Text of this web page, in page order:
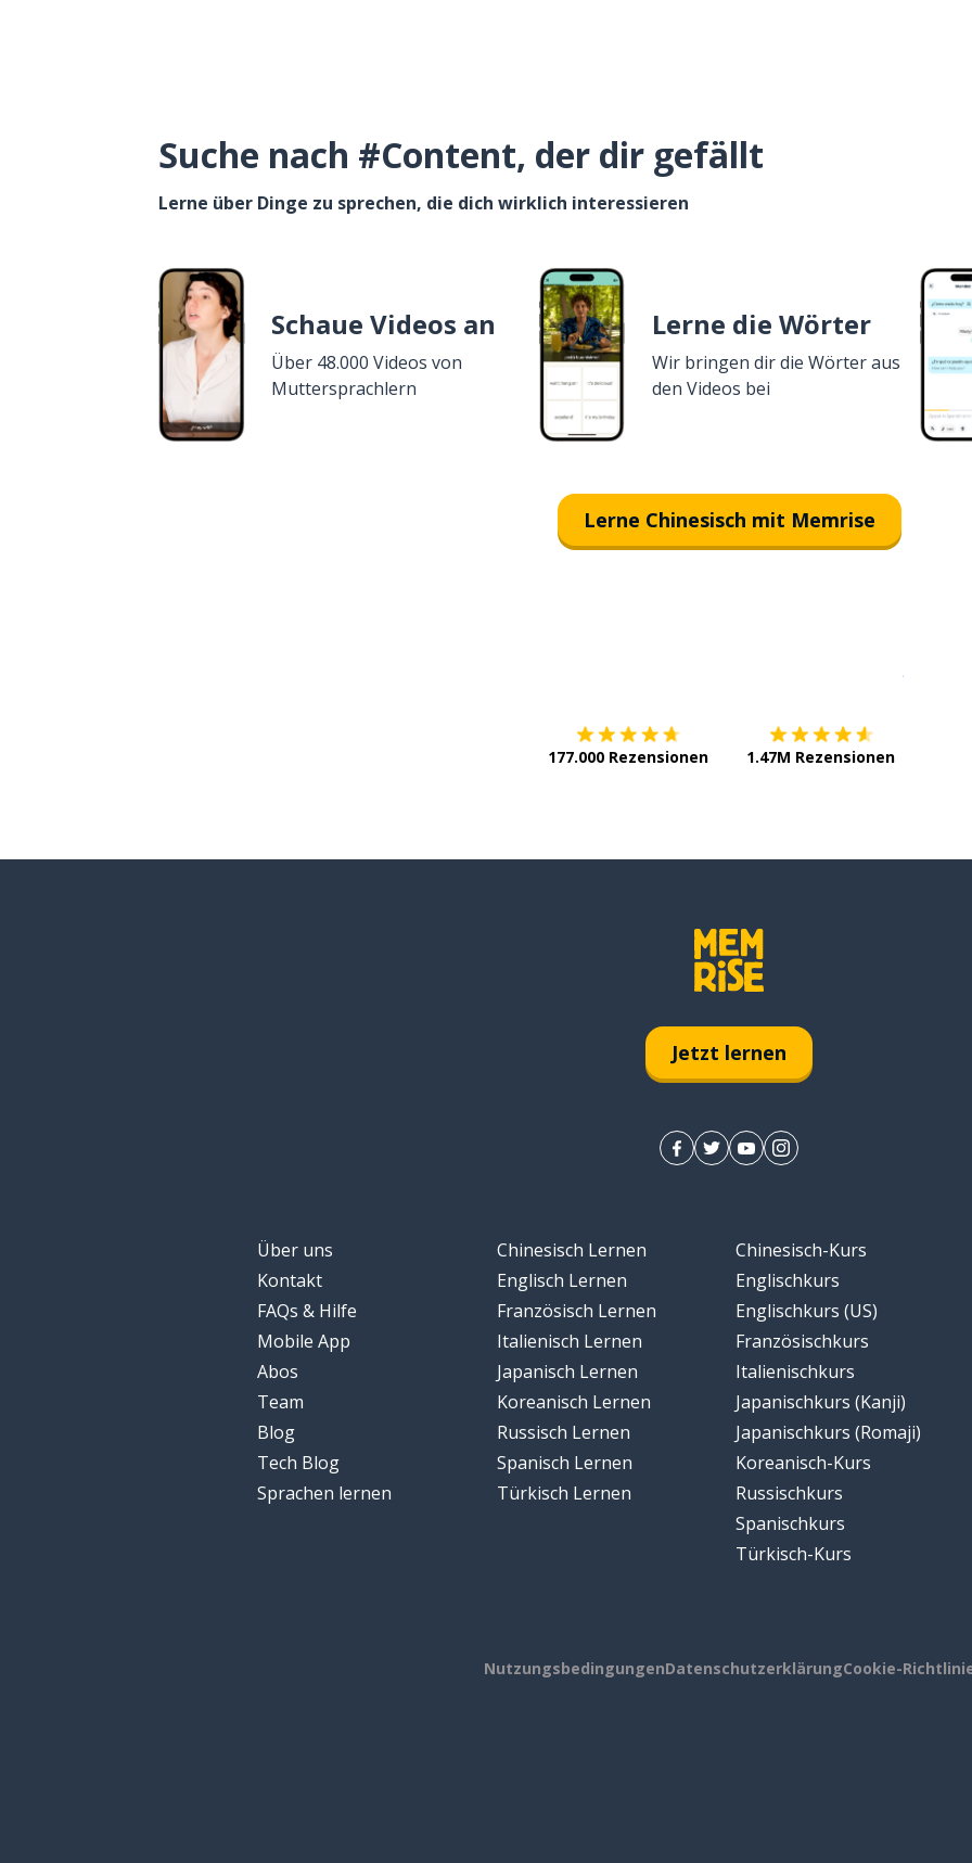
Suche nach #Content, der dir gefällt
Lerne über Dinge zu sprechen, die dich wirklich interessieren
Schaue Videos an
Über 48.000 Videos von
Muttersprachlern
Lerne die Wörter
Wir bringen dir die Wörter aus
den Videos bei
Lerne Chinesisch mit Memrise
177.000 Rezensionen 1.47M Rezensionen
Jetzt lernen
Über uns
Kontakt
FAQs & Hilfe
Mobile App
Abos
Team
Blog
Tech Blog
Sprachen lernen
Chinesisch Lernen
Englisch Lernen
Französisch Lernen
Italienisch Lernen
Japanisch Lernen
Koreanisch Lernen
Russisch Lernen
Spanisch Lernen
Türkisch Lernen
Chinesisch-Kurs
Englischkurs
Englischkurs (US)
Französischkurs
Italienischkurs
Japanischkurs (Kanji)
Japanischkurs (Romaji)
Koreanisch-Kurs
Russischkurs
Spanischkurs
Türkisch-Kurs
NutzungsbedingungenDatenschutzerklärungCookie-